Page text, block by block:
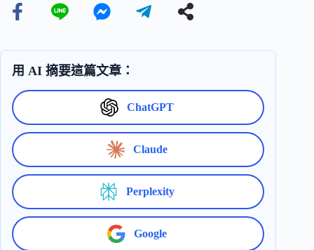
用 AI 摘要這篇文章：
ChatGPT
Claude
Perplexity
Google